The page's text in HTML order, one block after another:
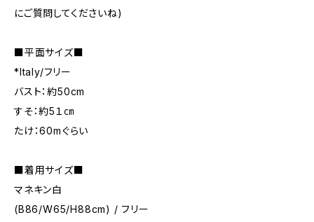
にご質問してくださいね)
■平面サイズ■
*Italy/フリー
バスト：約50cm
すそ：約5１㎝
たけ：60mぐらい
■着用サイズ■
マネキン白
(B86/W65/H88cm) / フリー